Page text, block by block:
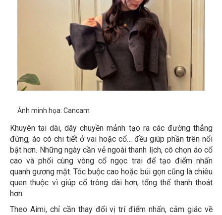
Ảnh minh họa: Cancam
Khuyên tai dài, dây chuyền mảnh tạo ra các đường thẳng
đứng, áo có chi tiết ở vai hoặc cổ… đều giúp phần trên nổi
bật hơn. Những ngày cần vẻ ngoài thanh lịch, cô chọn áo cổ
cao và phối cùng vòng cổ ngọc trai để tạo điểm nhấn
quanh gương mặt. Tóc buộc cao hoặc búi gọn cũng là chiêu
quen thuộc vì giúp cổ trông dài hơn, tổng thể thanh thoát
hơn.
Theo Aimi, chỉ cần thay đổi vị trí điểm nhấn, cảm giác về